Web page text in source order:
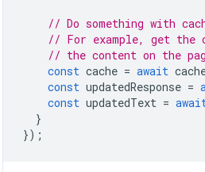
// Do something with
// For example, get the
// the content on the
const cache = await
const updatedResponse =
const updatedText =
}
});